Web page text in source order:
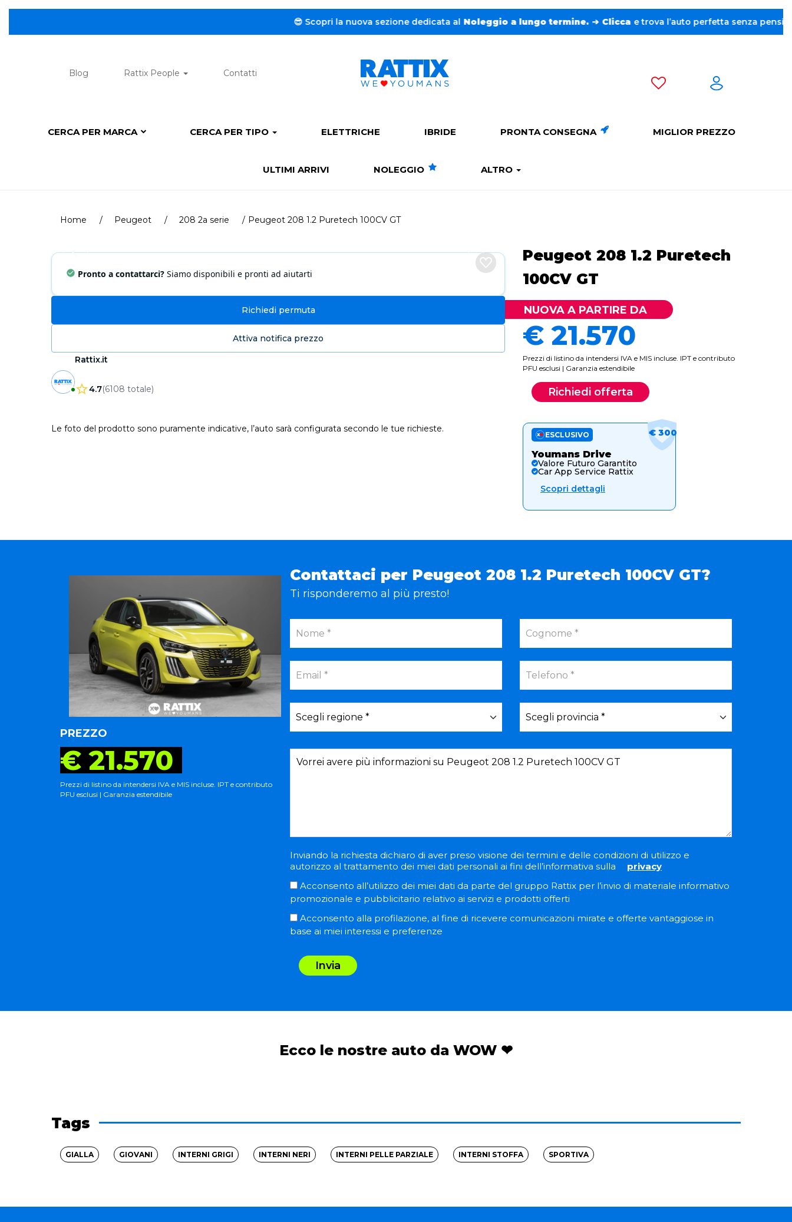
😎 Scopri la nuova sezione dedicata al Noleggio a lungo termine. ➔ Clicca e trova l’auto perfetta senza pensieri. ❤️
Blog Rattix People Contatti
CERCA PER MARCA CERCA PER TIPO ELETTRICHE IBRIDE PRONTA CONSEGNA MIGLIOR PREZZO
ULTIMI ARRIVI NOLEGGIO ALTRO
Home Peugeot 208 2a serie Peugeot 208 1.2 Puretech 100CV GT
Pronto a contattarci? Siamo disponibili e pronti ad aiutarti
Richiedi permuta
Attiva notifica prezzo
Rattix.it
4.7(6108 totale)
Le foto del prodotto sono puramente indicative, l’auto sarà configurata secondo le tue richieste.
Peugeot 208 1.2 Puretech
100CV GT
NUOVA A PARTIRE DA
€ 21.570
Prezzi di listino da intendersi IVA e MIS incluse. IPT e contributo
PFU esclusi | Garanzia estendibile
Richiedi offerta
€ 300
ESCLUSIVO
Youmans Drive
Valore Futuro Garantito
Car App Service Rattix
Scopri dettagli
PREZZO
€ 21.570
Prezzi di listino da intendersi IVA e MIS incluse. IPT e contributo
PFU esclusi | Garanzia estendibile
Contattaci per Peugeot 208 1.2 Puretech 100CV GT?
Ti risponderemo al più presto!
Inviando la richiesta dichiaro di aver preso visione dei termini e delle condizioni di utilizzo e
autorizzo al trattamento dei miei dati personali ai fini dell’informativa sulla
privacy
Acconsento all’utilizzo dei miei dati da parte del gruppo Rattix per l’invio di materiale informativo
promozionale e pubblicitario relativo ai servizi e prodotti offerti
Acconsento alla profilazione, al fine di ricevere comunicazioni mirate e offerte vantaggiose in
base ai miei interessi e preferenze
Invia
Ecco le nostre auto da WOW ❤
Tags
GIALLA GIOVANI INTERNI GRIGI INTERNI NERI INTERNI PELLE PARZIALE INTERNI STOFFA SPORTIVA